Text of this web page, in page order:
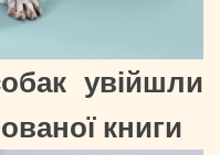
увійшли
книги